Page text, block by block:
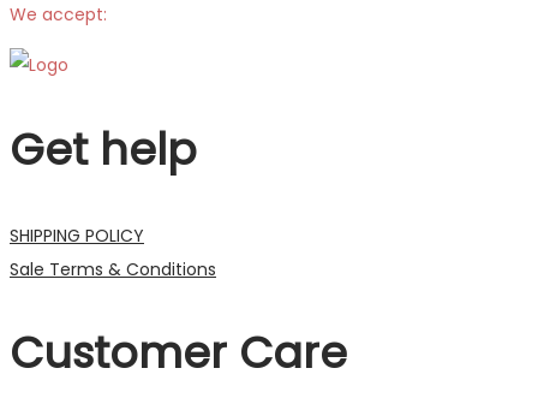
We accept:
Get help
SHIPPING POLICY
Sale Terms & Conditions
Customer Care